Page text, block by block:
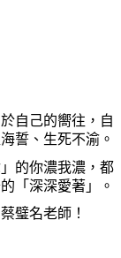
自己的嚮往，自
誓、生死不渝。
的你濃我濃，都
「深深愛著」。
璧名老師！